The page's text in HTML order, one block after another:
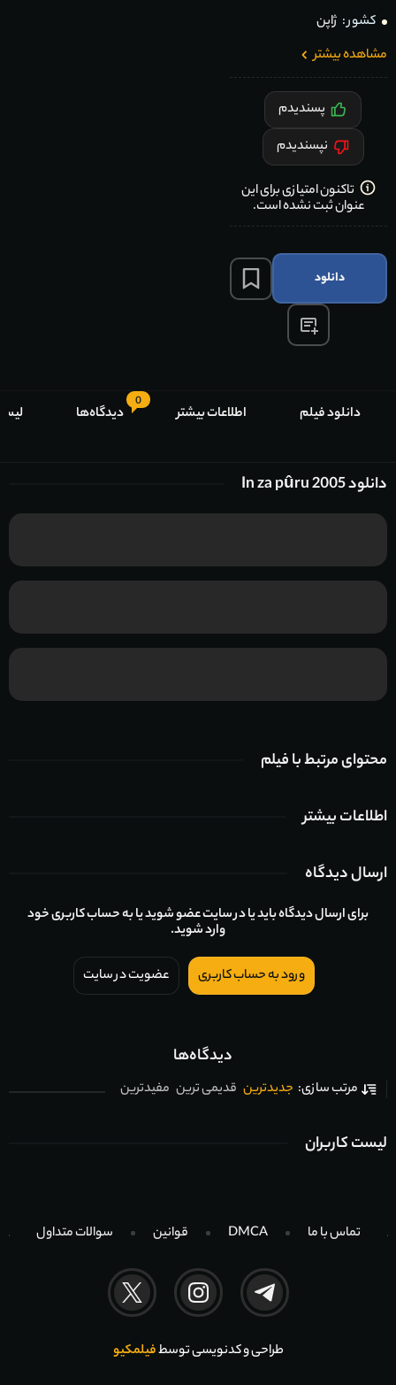
کشور : ژاپن
مشاهده بیشتر
پسندیدم
نپسندیدم
تاکنون امتیازی برای این
عنوان ثبت نشده است.
دانلود
دانلود فیلم اطلاعات بیشتر
0
دیدگاه‌ها
دانلود In za pûru 2005
محتوای مرتبط با فیلم
اطلاعات بیشتر
ارسال دیدگاه
برای ارسال دیدگاه باید یا در سایت عضو شوید یا به حساب کاربری خود
وارد شوید.
ورود به حساب کاربری عضویت در سایت
دیدگاه‌ها
مرتب سازی: جدیدترین قدیمی ترین مفیدترین
لیست کاربران
تماس با ما DMCA قوانین سوالات متداول
طراحی و کدنویسی توسطفیلمکیو